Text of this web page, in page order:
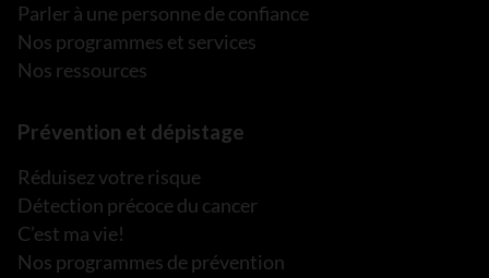
Parler à une personne de confiance
Nos programmes et services
Nos ressources
Prévention et dépistage
Réduisez votre risque
Détection précoce du cancer
C’est ma vie!
Nos programmes de prévention